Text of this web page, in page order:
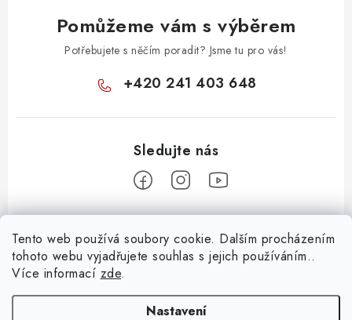
Tento web používá soubory cookie. Dalším procházením
tohoto webu vyjadřujete souhlas s jejich používáním..
Více informací zde.
Nastavení
Pomůžeme vám s výběrem
Potřebujete s něčím poradit? Jsme tu pro vás!
+420 241 403 648
Z
Informace pro vás